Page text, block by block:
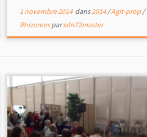
1 novembre 2014dans2014/Agit-prop /
Rhizomesparsdn72master